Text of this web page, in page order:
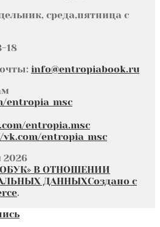
среда,пятница с
18
info@entropiabook.ru
entropia_msc
entropia.msc
entropia_msc
В ОТНОШЕНИИ
ДАННЫХСоздано с
.